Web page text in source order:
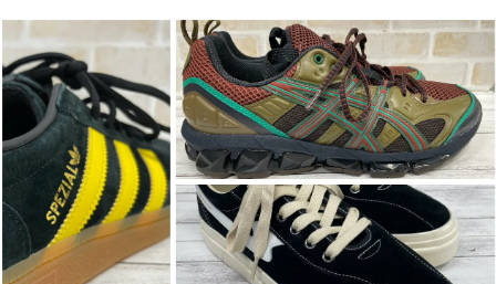
お知らせ
イベント・グッズ
YouTube
会社情報